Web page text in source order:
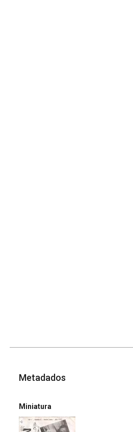
Metadados
Miniatura